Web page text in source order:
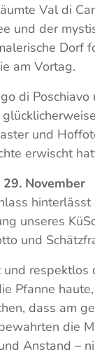
Val di
und der
Dorf
am Vortag.
di
und
erwischt
November
unseres
und
respektlos
Pfanne
dass am
die
Anstand –